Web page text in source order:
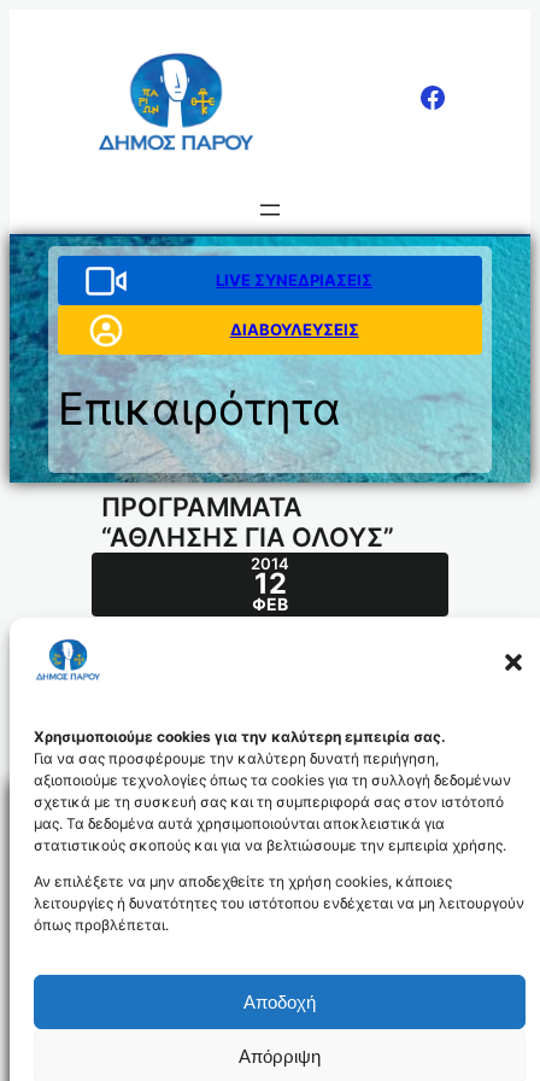
Χρησιμοποιούμε cookies για την καλύτερη εμπειρία σας.
Για να σας προσφέρουμε την καλύτερη δυνατή περιήγηση,
αξιοποιούμε τεχνολογίες όπως τα cookies για τη συλλογή δεδομένων
σχετικά με τη συσκευή σας και τη συμπεριφορά σας στον ιστότοπό
μας. Τα δεδομένα αυτά χρησιμοποιούνται αποκλειστικά για
στατιστικούς σκοπούς και για να βελτιώσουμε την εμπειρία χρήσης.
Αν επιλέξετε να μην αποδεχθείτε τη χρήση cookies, κάποιες
λειτουργίες ή δυνατότητες του ιστότοπου ενδέχεται να μη λειτουργούν
όπως προβλέπεται.
Αποδοχή
Απόρριψη
LIVE ΣΥΝΕΔΡΙΑΣΕΙΣ
ΔΙΑΒΟΥΛΕΥΣΕΙΣ
Επικαιρότητα
ΠΡΟΓΡΑΜΜΑΤΑ
“ΑΘΛΗΣΗΣ ΓΙΑ ΟΛΟΥΣ”
2014
12
ΦΕΒ
mazikos-programma_2014_id2655
NEWSLETTER
Δήλωση Προσβασιμότητας